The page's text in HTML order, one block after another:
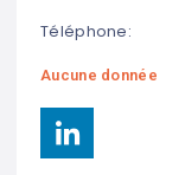
Téléphone:
Aucune donnée